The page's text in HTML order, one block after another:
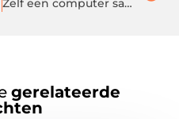
Zelf een computer samenstellen: wat heb je allemaal nodig?
gerelateerde